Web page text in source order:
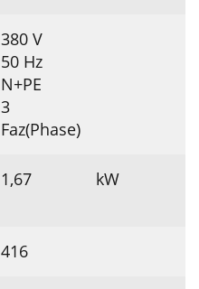
380 V
50 Hz
N+PE
3
Faz(Phase)
1,67 kW
416